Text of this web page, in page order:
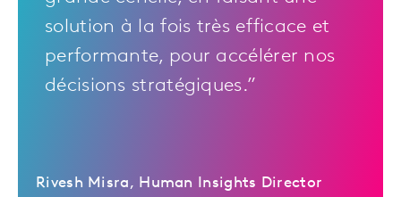
solution à la fois très efficace et
performante, pour accélérer nos
décisions stratégiques.”
Rivesh Misra, Human Insights Director